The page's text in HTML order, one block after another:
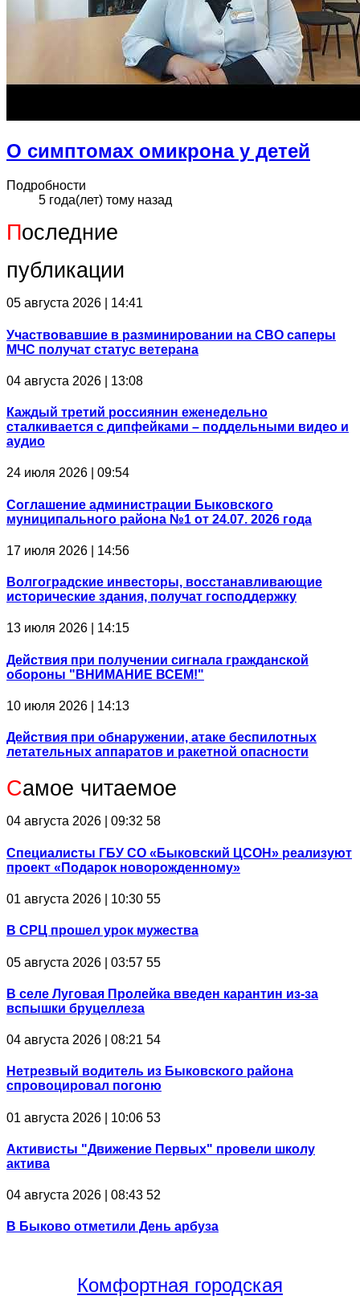
О симптомах омикрона у детей
Подробности
5 года(лет) тому назад
Последние
публикации
05 августа 2026 | 14:41
Участвовавшие в разминировании на СВО саперы
МЧС получат статус ветерана
04 августа 2026 | 13:08
Каждый третий россиянин еженедельно
сталкивается с дипфейками – поддельными видео и
аудио
24 июля 2026 | 09:54
Соглашение администрации Быковского
муниципального района №1 от 24.07. 2026 года
17 июля 2026 | 14:56
Волгоградские инвесторы, восстанавливающие
исторические здания, получат господдержку
13 июля 2026 | 14:15
Действия при получении сигнала гражданской
обороны "ВНИМАНИЕ ВСЕМ!"
10 июля 2026 | 14:13
Действия при обнаружении, атаке беспилотных
летательных аппаратов и ракетной опасности
Самое читаемое
04 августа 2026 | 09:32 58
Специалисты ГБУ СО «Быковский ЦСОН» реализуют
проект «Подарок новорожденному»
01 августа 2026 | 10:30 55
В СРЦ прошел урок мужества
05 августа 2026 | 03:57 55
В селе Луговая Пролейка введен карантин из-за
вспышки бруцеллеза
04 августа 2026 | 08:21 54
Нетрезвый водитель из Быковского района
спровоцировал погоню
01 августа 2026 | 10:06 53
Активисты "Движение Первых" провели школу
актива
04 августа 2026 | 08:43 52
В Быково отметили День арбуза
Комфортная городская